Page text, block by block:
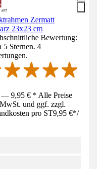
Zermatt
23x23 cm
Bewertung:
5 Sternen. 4
— 9,95 € * Alle Preise
und ggf. zzgl.
pro ST9,95 €*/